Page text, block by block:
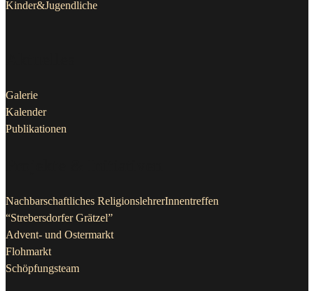
Kinder&Jugendliche
Galerie
Kalender
Publikationen
Nachbarschaftliches ReligionslehrerInnentreffen
“Strebersdorfer Grätzel”
Advent- und Ostermarkt
Flohmarkt
Schöpfungsteam